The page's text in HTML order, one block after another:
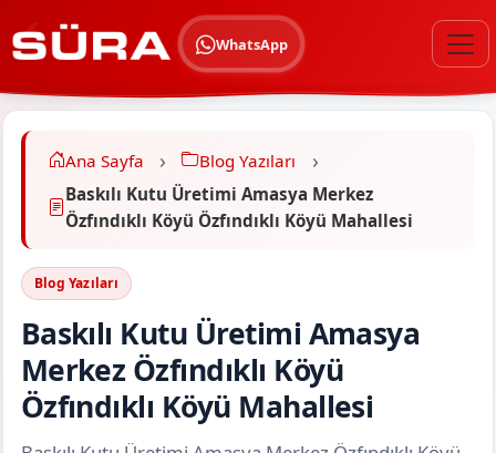
WhatsApp
Ana Sayfa
Blog Yazıları
Baskılı Kutu Üretimi Amasya Merkez
Özfındıklı Köyü Özfındıklı Köyü Mahallesi
Blog Yazıları
Baskılı Kutu Üretimi Amasya
Merkez Özfındıklı Köyü
Özfındıklı Köyü Mahallesi